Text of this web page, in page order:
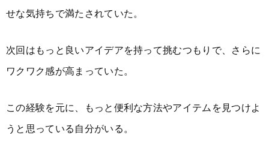
せな気持ちで満たされていた。
次回はもっと良いアイデアを持って挑むつもりで、さらに
ワクワク感が高まっていた。
この経験を元に、もっと便利な方法やアイテムを見つけよ
うと思っている自分がいる。